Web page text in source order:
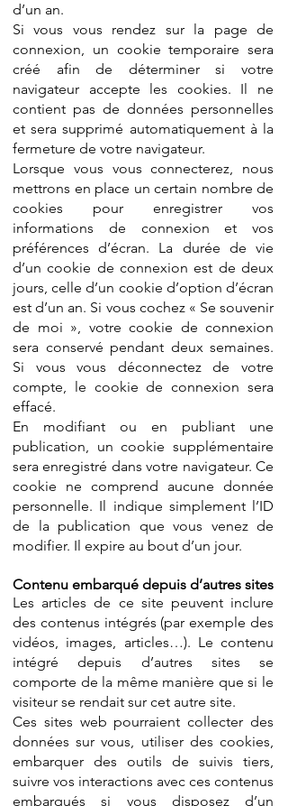
d’un an.
Si vous vous rendez sur la page de
connexion, un cookie temporaire sera
créé afin de déterminer si votre
navigateur accepte les cookies. Il ne
contient pas de données personnelles
et sera supprimé automatiquement à la
fermeture de votre navigateur.
Lorsque vous vous connecterez, nous
mettrons en place un certain nombre de
cookies pour enregistrer vos
informations de connexion et vos
préférences d’écran. La durée de vie
d’un cookie de connexion est de deux
jours, celle d’un cookie d’option d’écran
est d’un an. Si vous cochez « Se souvenir
de moi », votre cookie de connexion
sera conservé pendant deux semaines.
Si vous vous déconnectez de votre
compte, le cookie de connexion sera
effacé.
En modifiant ou en publiant une
publication, un cookie supplémentaire
sera enregistré dans votre navigateur. Ce
cookie ne comprend aucune donnée
personnelle. Il indique simplement l’ID
de la publication que vous venez de
modifier. Il expire au bout d’un jour.
Contenu embarqué depuis d’autres sites
Les articles de ce site peuvent inclure
des contenus intégrés (par exemple des
vidéos, images, articles…). Le contenu
intégré depuis d’autres sites se
comporte de la même manière que si le
visiteur se rendait sur cet autre site.
Ces sites web pourraient collecter des
données sur vous, utiliser des cookies,
embarquer des outils de suivis tiers,
suivre vos interactions avec ces contenus
embarqués si vous disposez d’un